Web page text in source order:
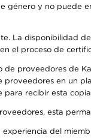
y no puede
La disponibilidad
el proceso de
proveedores de
en un
para recibir esta
esta
del